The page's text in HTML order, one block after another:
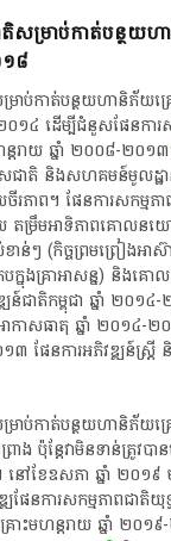
តិ​សម្រាប់​កាត់​បន្ថយ​
៨
រាប់​កាត់​បន្ថយ​ហានិភ័យ​គ្
០១៤​ ដើម្បី​ជំនួស​ផែនការ​
រាយ​ ឆ្នាំ​ ២០០៨-២០១
ស​ជាតិ​ និង​សហគមន៍​មូលដ្ឋ
ចីរភាព​។​ ផែនការ​សកម្មភ
តម្រឹម​អាទិភាព​គោលនយ
(​កិច្ចព្រមព្រៀង​អាស៊ា
ប​ក្នុង​គ្រាអាសន្ន​)​ និង​
ន៍​ជាតិ​កម្ពុជា​ ឆ្នាំ​ ២០១
ាកាសធាតុ​ ឆ្នាំ​ ២០១៤-
៣​ ផែនការអភិវឌ្ឍន៍​ស្ត្រី​
រាប់​កាត់​បន្ថយ​ហានិភ័យ​គ្រ
ង​ ប៉ុន្តែ​វា​មិន​ទាន់​ត្រូវ​ប
ែឧសភា​ ឆ្នាំ​ ២០១៩​ ម
នការ​សកម្មភាព​ជាតិ​យុទ្
ោះ​មហន្តរាយ​ ឆ្នាំ​ ២០